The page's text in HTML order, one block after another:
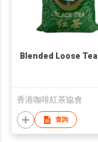
Blended Loose Tea
香港咖啡紅茶協會
查詢